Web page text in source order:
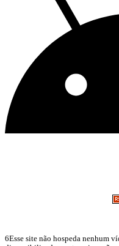
6Esse site não hospeda nenhum